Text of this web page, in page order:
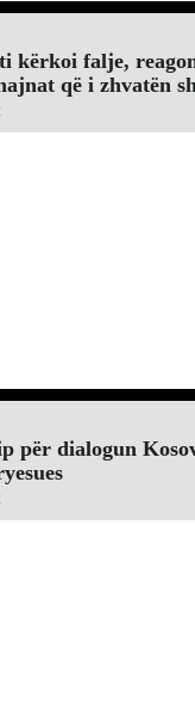
kërkoi falje,
që i zhvatën
për dialogun